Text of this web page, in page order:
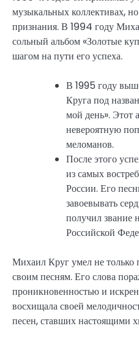
музыкальных коллективах,
признания. В 1994 году
сольный альбом «Золотые
шагом на пути его успеха.
В 1995 году
Круга под
мой день». Этот
невероятную
меломанов.
После этого
из самых
России. Его
завоевывать
получил звание
Российской
Михаил Круг умел не только
своим песням. Его слова
проникновенностью и
восхищала своей
песен, ставших настоящими